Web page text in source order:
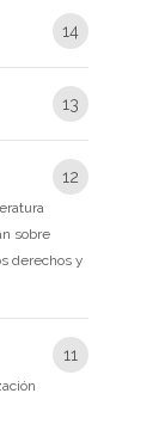
14
13
12
sobre
derechos y
11